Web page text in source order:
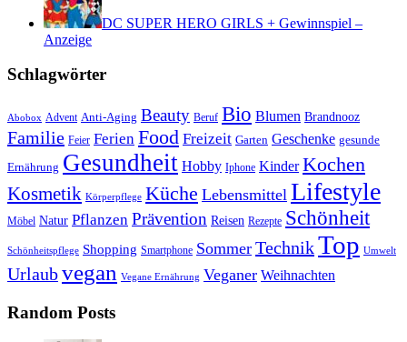
DC SUPER HERO GIRLS + Gewinnspiel –
Anzeige
Schlagwörter
Abobox Advent Anti-Aging Beauty Beruf Bio Blumen Brandnooz
Familie Feier Ferien Food Freizeit Garten Geschenke gesunde
Ernährung Gesundheit Hobby Iphone Kinder Kochen
Kosmetik Körperpflege Küche Lebensmittel Lifestyle
Möbel Natur Pflanzen Prävention Reisen Rezepte Schönheit
Schönheitspflege Shopping Smartphone Sommer TechnikTop Umwelt
Urlaubvegan Vegane Ernährung Veganer Weihnachten
Random Posts